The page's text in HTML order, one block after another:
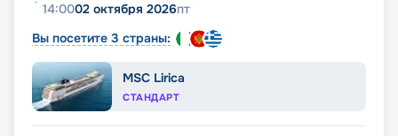
14:0002 октября 2026пт
Вы посетите 3 страны:
MSC Lirica
СТАНДАРТ